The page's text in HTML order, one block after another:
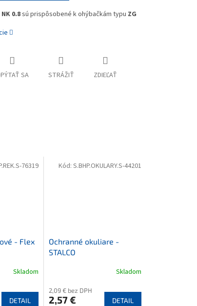
NK 0.8sú prispôsobené k ohýbačkám typu ZG
SA STRÁŽIŤ ZDIEĽAŤ
- Flex
Skladom
DETAIL
76319
Ochranné okuliare -
STALCO
Skladom
2,09 € bez DPH
2,57 € DETAIL
Kód: S.BHP.OKULARY.S-44201